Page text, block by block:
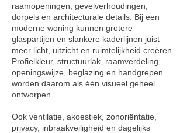
raamopeningen, gevelverhoudingen,
dorpels en architecturale details. Bij een
moderne woning kunnen grotere
glaspartijen en slankere kaderlijnen juist
meer licht, uitzicht en ruimtelijkheid creëren.
Profielkleur, structuurlak, raamverdeling,
openingswijze, beglazing en handgrepen
worden daarom als één visueel geheel
ontworpen.
Ook ventilatie, akoestiek, zonoriëntatie,
privacy, inbraakveiligheid en dagelijks